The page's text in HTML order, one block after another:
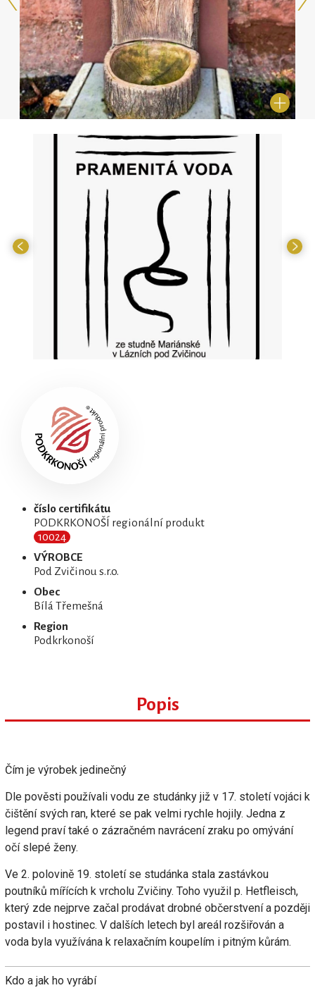
číslo certifikátu
PODKRKONOŠÍ regionální produkt
10024
VÝROBCE
Pod Zvičinou s.r.o.
Obec
Bílá Třemešná
Region
Podkrkonoší
Popis
Čím je výrobek jedinečný
Dle pověsti používali vodu ze studánky již v 17. století vojáci k
čištění svých ran, které se pak velmi rychle hojily. Jedna z
legend praví také o zázračném navrácení zraku po omývání
očí slepé ženy.
Ve 2. polovině 19. století se studánka stala zastávkou
poutníků mířících k vrcholu Zvičiny. Toho využil p. Hetfleisch,
který zde nejprve začal prodávat drobné občerstvení a později
postavil i hostinec. V dalších letech byl areál rozšiřován a
voda byla využívána k relaxačním koupelím i pitným kůrám.
Kdo a jak ho vyrábí